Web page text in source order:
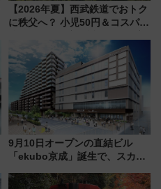
【2026年夏】西武鉄道でおトク
に秩父へ？ 小児50円＆コスパ最
族旅行！ 深夜の正丸トンネル探
検や特急ラビューも
9月10日オープンの直結ビル
「ekubo京成」誕生で、スカイ
新鎌ヶ谷はどう変わる？ 全テナ